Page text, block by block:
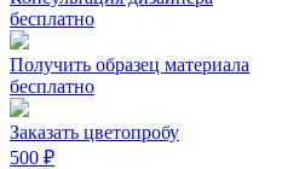
бесплатно
Получить образец материала
бесплатно
Заказать цветопробу
500 ₽